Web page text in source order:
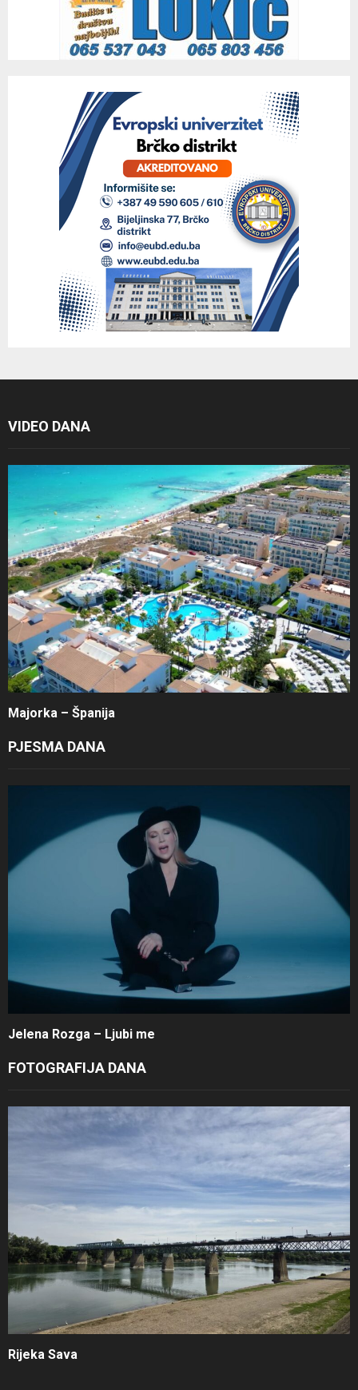
VIDEO DANA
Majorka – Španija
PJESMA DANA
Jelena Rozga – Ljubi me
FOTOGRAFIJA DANA
Rijeka Sava